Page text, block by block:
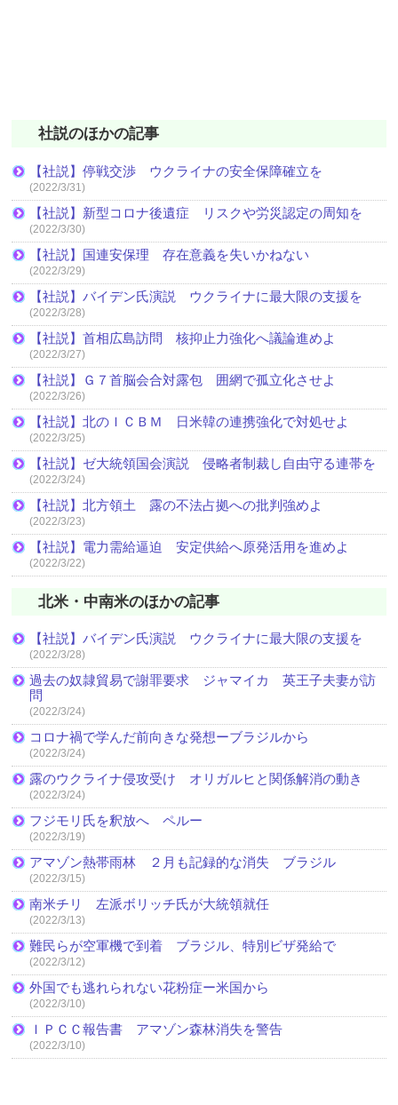
社説のほかの記事
【社説】停戦交渉 ウクライナの安全保障確立を
(2022/3/31)
【社説】新型コロナ後遺症 リスクや労災認定の周知を
(2022/3/30)
【社説】国連安保理 存在意義を失いかねない
(2022/3/29)
【社説】バイデン氏演説 ウクライナに最大限の支援を
(2022/3/28)
【社説】首相広島訪問 核抑止力強化へ議論進めよ
(2022/3/27)
【社説】Ｇ７首脳会合対露包 囲網で孤立化させよ
(2022/3/26)
【社説】北のＩＣＢＭ 日米韓の連携強化で対処せよ
(2022/3/25)
【社説】ゼ大統領国会演説 侵略者制裁し自由守る連帯を
(2022/3/24)
【社説】北方領土 露の不法占拠への批判強めよ
(2022/3/23)
【社説】電力需給逼迫 安定供給へ原発活用を進めよ
(2022/3/22)
北米・中南米のほかの記事
【社説】バイデン氏演説 ウクライナに最大限の支援を
(2022/3/28)
過去の奴隷貿易で謝罪要求 ジャマイカ 英王子夫妻が訪
問
(2022/3/24)
コロナ禍で学んだ前向きな発想ーブラジルから
(2022/3/24)
露のウクライナ侵攻受け オリガルヒと関係解消の動き
(2022/3/24)
フジモリ氏を釈放へ ペルー
(2022/3/19)
アマゾン熱帯雨林 ２月も記録的な消失 ブラジル
(2022/3/15)
南米チリ 左派ボリッチ氏が大統領就任
(2022/3/13)
難民らが空軍機で到着 ブラジル、特別ビザ発給で
(2022/3/12)
外国でも逃れられない花粉症ー米国から
(2022/3/10)
ＩＰＣＣ報告書 アマゾン森林消失を警告
(2022/3/10)